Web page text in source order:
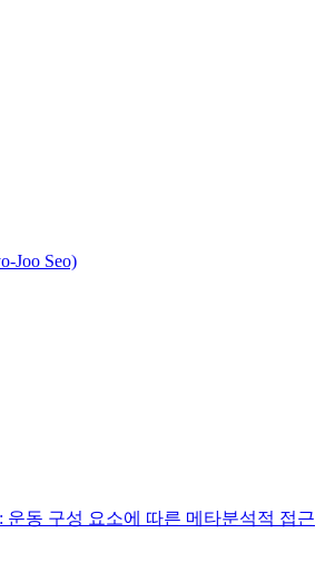
Joo Seo)
동 구성 요소에 따른 메타분석적 접근